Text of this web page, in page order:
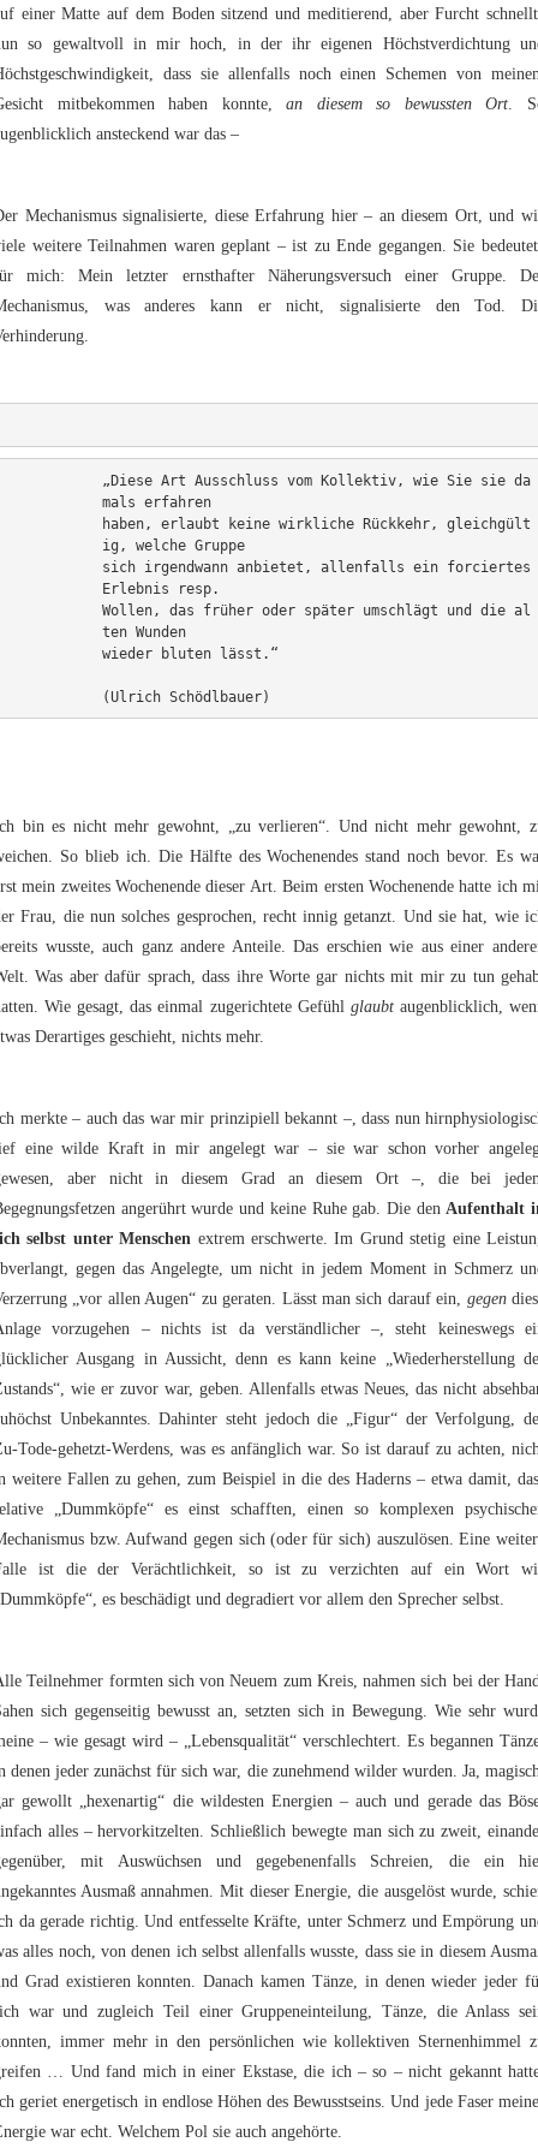
einer Matte auf dem Boden sitzend und meditierend, aber Furcht
so gewaltvoll in mir hoch, in der ihr eigenen Höchstverdichtung
dass sie allenfalls noch einen Schemen von
mitbekommen haben konnte,an diesem so bewussten Ort .
ansteckend war das –
Mechanismus signalisierte, diese Erfahrung hier – an diesem Ort, und
weitere Teilnahmen waren geplant – ist zu Ende gegangen. Sie
mich: Mein letzter ernsthafter Näherungsversuch einer Gruppe.
was anderes kann er nicht, signalisierte den Tod.
„Diese Art Ausschluss vom Kollektiv, wie Sie sie da
mals erfahren
haben, erlaubt keine wirkliche Rückkehr, gleichgült
ig, welche Gruppe
sich irgendwann anbietet, allenfalls ein forciertes
Erlebnis resp.
Wollen, das früher oder später umschlägt und die al
ten Wunden
wieder bluten lässt.“
(Ulrich Schödlbauer)
bin es nicht mehr gewohnt, „zu verlieren“. Und nicht mehr gewohnt,
So blieb ich. Die Hälfte des Wochenendes stand noch bevor. Es
mein zweites Wochenende dieser Art. Beim ersten Wochenende hatte ich
Frau, die nun solches gesprochen, recht innig getanzt. Und sie hat, wie
wusste, auch ganz andere Anteile. Das erschien wie aus einer
Was aber dafür sprach, dass ihre Worte gar nichts mit mir zu tun
Wie gesagt, das einmal zugerichtete Gefühl glaubtaugenblicklich,
Derartiges geschieht, nichts mehr.
merkte – auch das war mir prinzipiell bekannt –, dass nun
eine wilde Kraft in mir angelegt war – sie war schon vorher
aber nicht in diesem Grad an diesem Ort –, die bei
angerührt wurde und keine Ruhe gab. Die den Aufenthalt
selbst unter Menschen extrem erschwerte. Im Grund stetig eine
gegen das Angelegte, um nicht in jedem Moment in Schmerz
„vor allen Augen“ zu geraten. Lässt man sich darauf ein, gegen
vorzugehen – nichts ist da verständlicher –, steht keineswegs
Ausgang in Aussicht, denn es kann keine „Wiederherstellung
wie er zuvor war, geben. Allenfalls etwas Neues, das nicht
Unbekanntes. Dahinter steht jedoch die „Figur“ der Verfolgung,
Tode-gehetzt-Werdens, was es anfänglich war. So ist darauf zu achten,
weitere Fallen zu gehen, zum Beispiel in die des Haderns – etwa damit,
„Dummköpfe“ es einst schafften, einen so komplexen
bzw. Aufwand gegen sich (oder für sich) auszulösen. Eine
ist die der Verächtlichkeit, so ist zu verzichten auf ein Wort
es beschädigt und degradiert vor allem den Sprecher selbst.
Teilnehmer formten sich von Neuem zum Kreis, nahmen sich bei der Hand.
sich gegenseitig bewusst an, setzten sich in Bewegung. Wie sehr
– wie gesagt wird – „Lebensqualität“ verschlechtert. Es begannen
denen jeder zunächst für sich war, die zunehmend wilder wurden. Ja, magisch,
gewollt „hexenartig“ die wildesten Energien – auch und gerade das
alles – hervorkitzelten. Schließlich bewegte man sich zu zweit,
mit Auswüchsen und gegebenenfalls Schreien, die ein
Ausmaß annahmen. Mit dieser Energie, die ausgelöst wurde,
da gerade richtig. Und entfesselte Kräfte, unter Schmerz und Empörung
alles noch, von denen ich selbst allenfalls wusste, dass sie in diesem
Grad existieren konnten. Danach kamen Tänze, in denen wieder jeder
war und zugleich Teil einer Gruppeneinteilung, Tänze, die Anlass
immer mehr in den persönlichen wie kollektiven Sternenhimmel
… Und fand mich in einer Ekstase, die ich – so – nicht gekannt
geriet energetisch in endlose Höhen des Bewusstseins. Und jede Faser
war echt. Welchem Pol sie auch angehörte.